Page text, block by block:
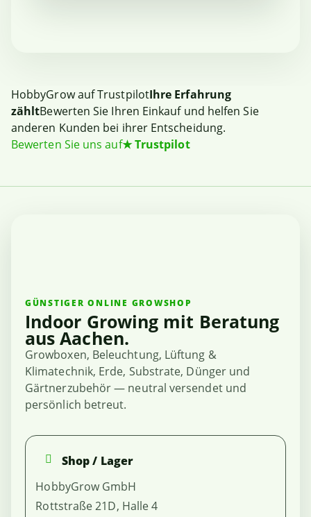
HobbyGrow auf TrustpilotIhre Erfahrung
zähltBewerten Sie Ihren Einkauf und helfen Sie
anderen Kunden bei ihrer Entscheidung.
Bewerten Sie uns auf★Trustpilot
GÜNSTIGER ONLINE GROWSHOP
Indoor Growing mit Beratung
aus Aachen.
Growboxen, Beleuchtung, Lüftung &
Klimatechnik, Erde, Substrate, Dünger und
Gärtnerzubehör — neutral versendet und
persönlich betreut.
Shop / Lager
HobbyGrow GmbH
Rottstraße 21D, Halle 4